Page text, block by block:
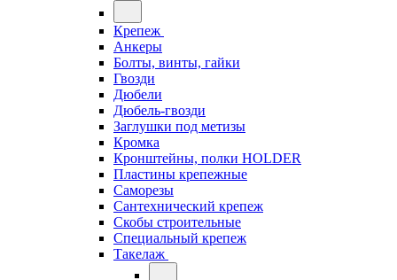
Крепеж
Анкеры
Болты, винты, гайки
Гвозди
Дюбели
Дюбель-гвозди
Заглушки под метизы
Кромка
Кронштейны, полки НОLDER
Пластины крепежные
Саморезы
Сантехнический крепеж
Скобы строительные
Специальный крепеж
Такелаж